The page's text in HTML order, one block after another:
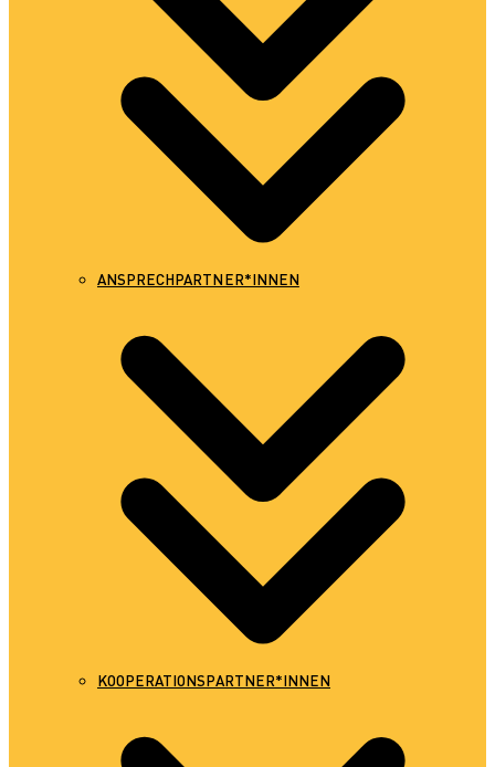
ANSPRECHPARTNER*INNEN
KOOPERATIONSPARTNER*INNEN